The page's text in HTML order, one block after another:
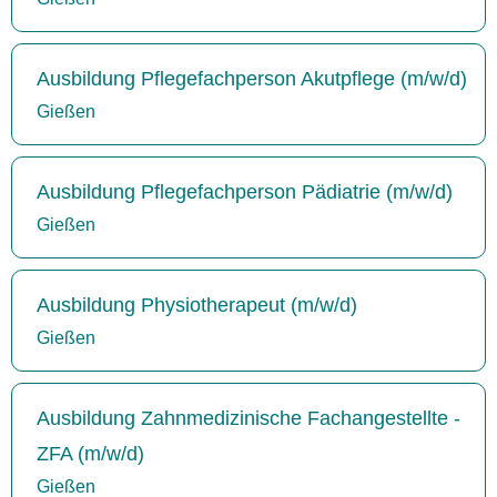
Ausbildung Pflegefachperson Akutpflege (m/w/d)
Gießen
Ausbildung Pflegefachperson Pädiatrie (m/w/d)
Gießen
Ausbildung Physiotherapeut (m/w/d)
Gießen
Ausbildung Zahnmedizinische Fachangestellte -
ZFA (m/w/d)
Gießen